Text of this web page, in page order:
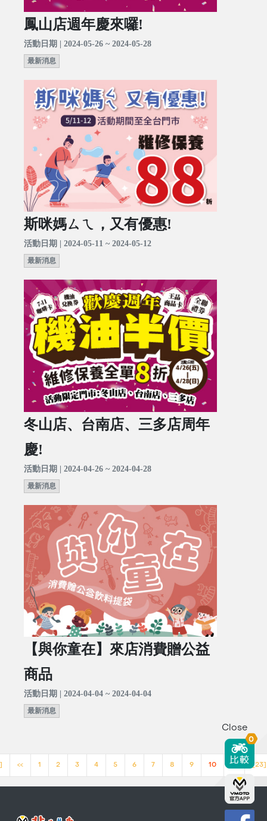
鳳山店週年慶來囉!
活動日期 | 2024-05-26 ~ 2024-05-28
最新消息
斯咪媽ㄙㄟ，又有優惠!
活動日期 | 2024-05-11 ~ 2024-05-12
最新消息
冬山店、台南店、三多店周年
慶!
活動日期 | 2024-04-26 ~ 2024-04-28
最新消息
【與你童在】來店消費贈公益
商品
活動日期 | 2024-04-04 ~ 2024-04-04
最新消息
<< 1 2 3 4 5 6 7 8 9 10 >> [23]
Close
0